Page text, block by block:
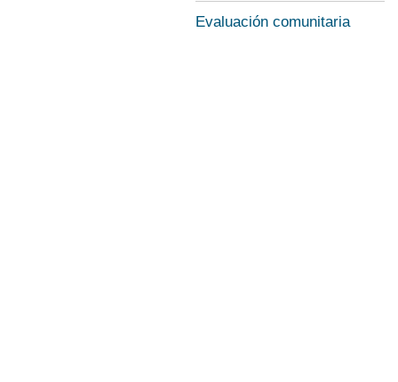
Evaluación comunitaria